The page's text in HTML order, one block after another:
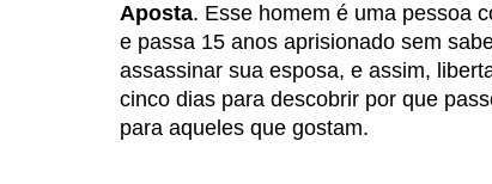
Aposta. Esse homem é uma pessoa
e passa 15 anos aprisionado sem
assassinar sua esposa, e assim,
cinco dias para descobrir por que
para aqueles que gostam.